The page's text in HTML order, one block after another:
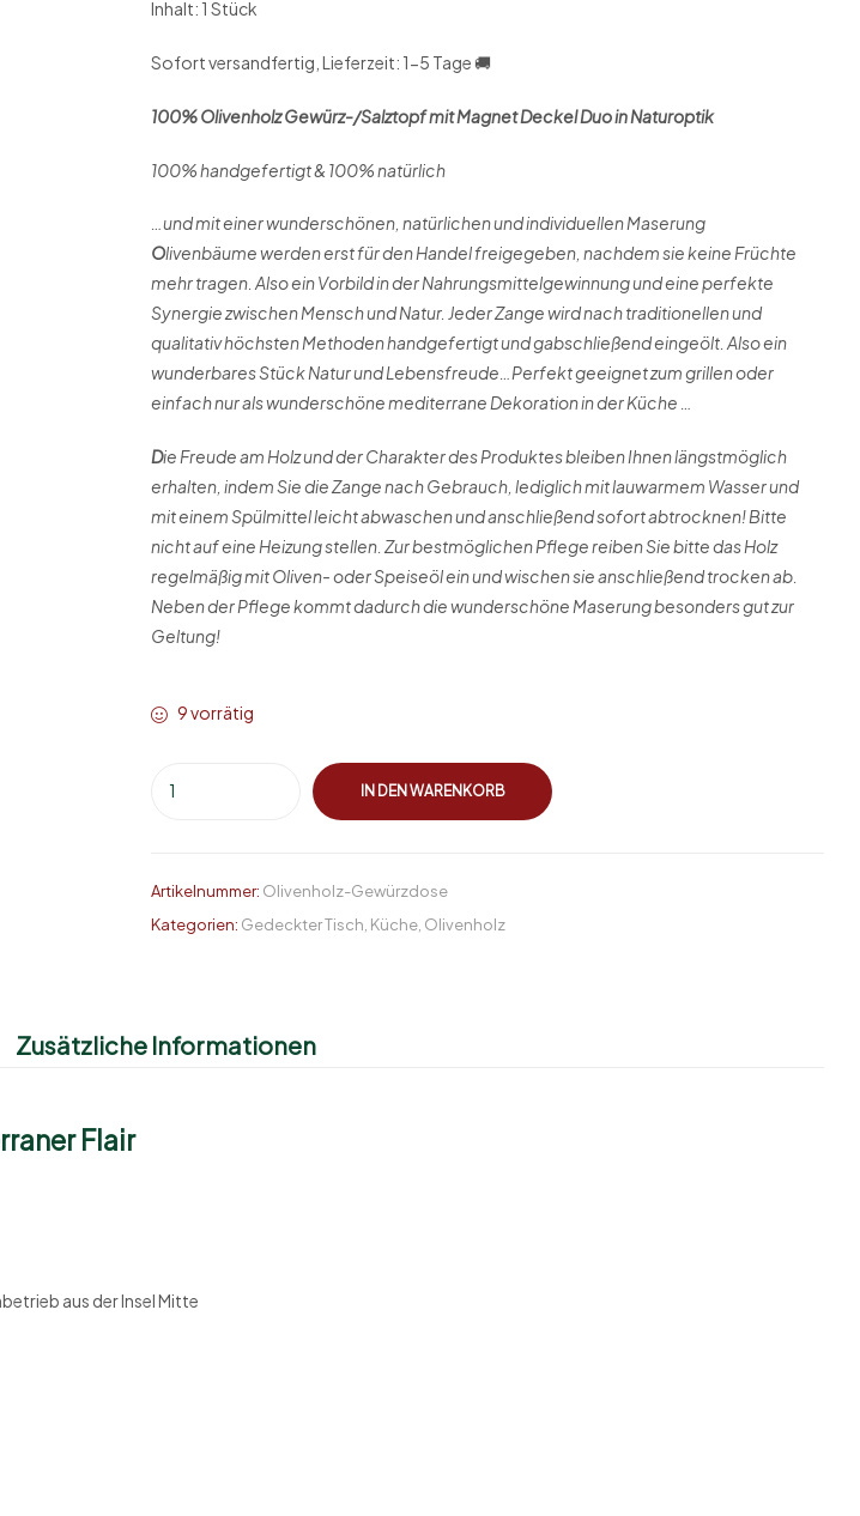
Inhalt: 1 Stück
Sofort versandfertig, Lieferzeit: 1-5 Tage 🚚
100% Olivenholz Gewürz-/Salztopf mit Magnet Deckel Duo in Naturoptik
100% handgefertigt & 100% natürlich
…und mit einer wunderschönen, natürlichen und individuellen Maserung
Olivenbäume werden erst für den Handel freigegeben, nachdem sie keine Früchte
mehr tragen. Also ein Vorbild in der Nahrungsmittelgewinnung und eine perfekte
Synergie zwischen Mensch und Natur. Jeder Zange wird nach traditionellen und
qualitativ höchsten Methoden handgefertigt und gabschließend eingeölt. Also ein
wunderbares Stück Natur und Lebensfreude…Perfekt geeignet zum grillen oder
einfach nur als wunderschöne mediterrane Dekoration in der Küche …
Die Freude am Holz und der Charakter des Produktes bleiben Ihnen längstmöglich
erhalten, indem Sie die Zange nach Gebrauch, lediglich mit lauwarmem Wasser und
mit einem Spülmittel leicht abwaschen und anschließend sofort abtrocknen! Bitte
nicht auf eine Heizung stellen. Zur bestmöglichen Pflege reiben Sie bitte das Holz
regelmäßig mit Oliven- oder Speiseöl ein und wischen sie anschließend trocken ab.
Neben der Pflege kommt dadurch die wunderschöne Maserung besonders gut zur
Geltung!
9 vorrätig
IN DEN WARENKORB
Artikelnummer: Olivenholz-Gewürzdose
Kategorien: Gedeckter Tisch Küche Olivenholz
Zusätzliche Informationen
Flair
aus der Insel Mitte